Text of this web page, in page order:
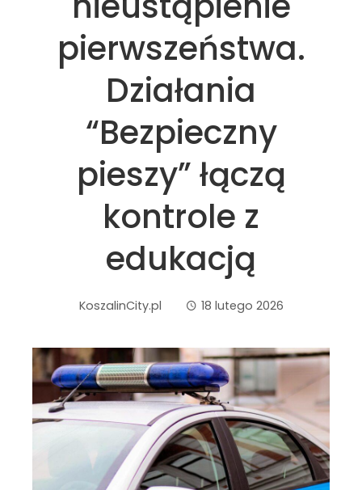
pierwszeństwa.
Działania
“Bezpieczny
pieszy” łączą
kontrole z
edukacją
KoszalinCity.pl 18 lutego 2026